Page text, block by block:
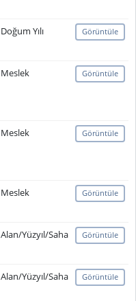
Doğum Yılı Görüntüle
Meslek Görüntüle
Meslek Görüntüle
Meslek Görüntüle
Alan/Yüzyıl/Saha Görüntüle
Alan/Yüzyıl/Saha Görüntüle